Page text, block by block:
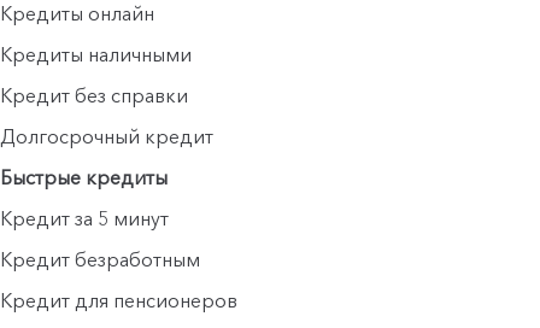
Кредиты онлайн
Кредиты наличными
Кредит без справки
Долгосрочный кредит
Быстрые кредиты
Кредит за 5 минут
Кредит безработным
Кредит для пенсионеров